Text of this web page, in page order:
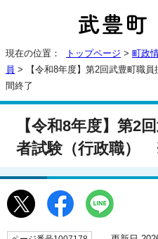
現在の位置： トップページ > 町政
員 > 【令和8年度】第2回武豊町職
間終了
【令和8年度】第2
者試験（行政職）